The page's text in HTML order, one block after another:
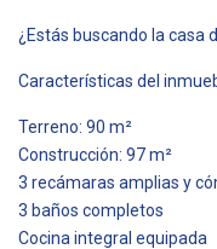
¿Estás buscando la casa
Características del
Terreno: 90 m²
Construcción: 97 m²
3 recámaras amplias y
3 baños completos
Cocina integral equipada